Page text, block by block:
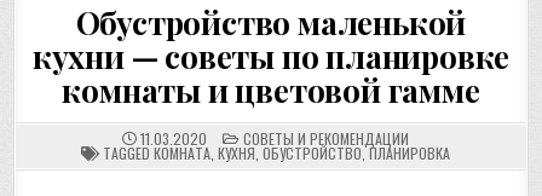
Обустройство маленькой
кухни — советы по планировке
комнаты и цветовой гамме
11.03.2020 POSTED
IN
СОВЕТЫ И РЕКОМЕНДАЦИИ
TAGGED КОМНАТА, КУХНЯ ОБУСТРОЙСТВО,ПЛАНИРОВКА